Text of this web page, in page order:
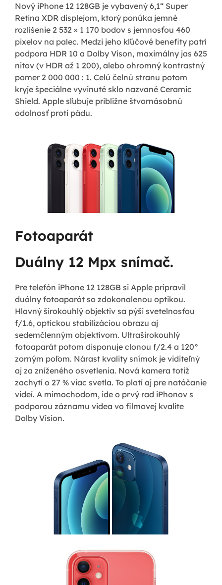
Nový iPhone 12 128GB je vybavený 6,1“ Super
Retina XDR displejom, ktorý ponúka jemné
rozlíšenie 2 532 × 1 170 bodov s jemnosťou 460
pixelov na palec. Medzi jeho kľúčové benefity patrí
podpora HDR 10 a Dolby Vison, maximálny jas 625
nitov (v HDR až 1 200), alebo ohromný kontrastný
pomer 2 000 000 : 1. Celú čelnú stranu potom
kryje špeciálne vyvinuté sklo nazvané Ceramic
Shield. Apple sľubuje približne štvornásobnú
odolnosť proti pádu.
Fotoaparát
Duálny 12 Mpx snímač.
Pre telefón iPhone 12 128GB si Apple pripravil
duálny fotoaparát so zdokonalenou optikou.
Hlavný širokouhlý objektív sa pýši svetelnosťou
f/1.6, optickou stabilizáciou obrazu aj
sedemčlenným objektívom. Ultraširokouhlý
fotoaparát potom disponuje clonou f/2.4 a 120°
zorným poľom. Nárast kvality snímok je viditeľný
aj za zníženého osvetlenia. Nová kamera totiž
zachytí o 27 % viac svetla. To platí aj pre natáčanie
videí. A mimochodom, ide o prvý rad iPhonov s
podporou záznamu videa vo filmovej kvalite
Dolby Vision.